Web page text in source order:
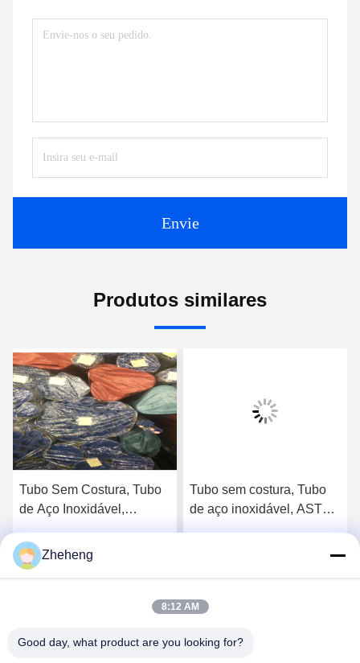
Envie
Produtos similares
Tubo Sem Costura, Tubo
de Aço Inoxidável,
Diâmetro Externo
88,9mm, Sch40, Tubo
Tubo sem costura, Tubo
de aço inoxidável, ASTM
Zheheng
8:12 AM
Good day, what product are you looking for?